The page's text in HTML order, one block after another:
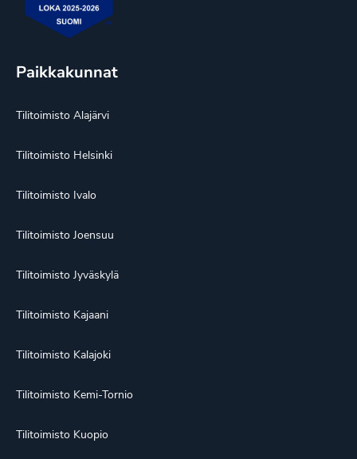
Paikkakunnat
Tilitoimisto Alajärvi
Tilitoimisto Helsinki
Tilitoimisto Ivalo
Tilitoimisto Joensuu
Tilitoimisto Jyväskylä
Tilitoimisto Kajaani
Tilitoimisto Kalajoki
Tilitoimisto Kemi-Tornio
Tilitoimisto Kuopio